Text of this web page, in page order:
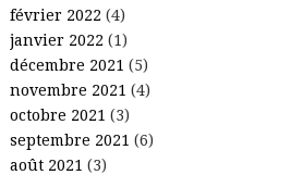
février 2022 (4)
janvier 2022 (1)
décembre 2021 (5)
novembre 2021 (4)
octobre 2021 (3)
septembre 2021 (6)
août 2021 (3)